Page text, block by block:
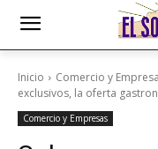
Inicio Comercio y
exclusivos, la oferta
Comercio y Empresas